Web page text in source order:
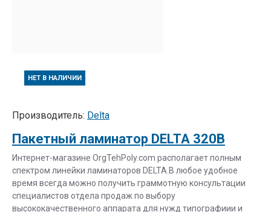
НЕТ В НАЛИЧИИ
Производитель: Delta
Пакетный ламинатор DELTA 320B
Интернет-магазине OrgTehPoly.com располагает полным
спектром линейки ламинаторов DELTA.В любое удобное
время всегда можно получить граммотную консультации
специалистов отдела продаж по выбору
высококачественного аппарата для нужд типографиии и